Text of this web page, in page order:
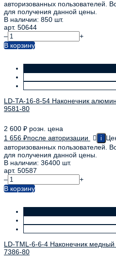
авторизованных пользователей.
для получения данной цены.
В наличии: 850 шт.
арт. 50644
–
+
В корзину
LD-TA-16-8-54 Наконечник
9581-80
2 600 ₽ розн. цена
1 656 ₽после авторизации i
авторизованных пользователей.
для получения данной цены.
В наличии: 36400 шт.
арт. 50587
–
+
В корзину
LD-TML-6-6-4 Наконечник
7386-80